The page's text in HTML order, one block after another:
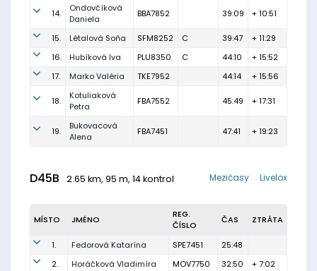
14.
Ondovčíková
Daniela
BBA7852 39:09 + 10:51
15. Létalová Soňa SFM8252 C 39:47
+ 11:29
16.
Hubíková Iva PLU8350 C 44:10
+ 15:52
17.
Marko Valéria TKE7952 44:14 + 15:56
18.
Kotuliaková
Petra
FBA7552 45:49 + 17:31
19.
Bukovacová
Alena
FBA7451 47:41 + 19:23
D45B 2.65 km, 95 m, 14 kontrol Livelox
Mezičasy
MÍSTO JMÉNO
REG.
ČÍSLO
ČAS ZTRÁTA
1. Fedorová Katarína SPE7451
25:48
2.
Horáčková Vladimíra MOV7750 32:50
+ 7:02